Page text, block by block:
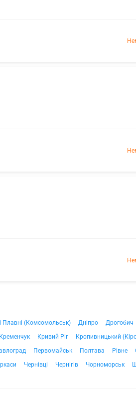
Плавні (Комсомольськ) Дніпро Дрогобич
Кременчук Кривий Ріг Кропивницький
Первомайськ Полтава Рівне
Чернівці Чернігів Чорноморськ